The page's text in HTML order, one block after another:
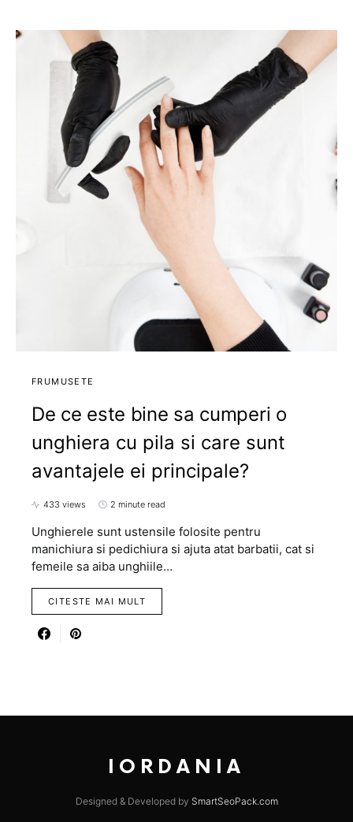
FRUMUSETE
De ce este bine sa cumperi o
unghiera cu pila si care sunt
avantajele ei principale?
433 views 2 minute read
Unghierele sunt ustensile folosite pentru
manichiura si pedichiura si ajuta atat barbatii, cat si
femeile sa aiba unghiile…
CITESTE MAI MULT
IORDANIA
Designed & Developed by SmartSeoPack.com